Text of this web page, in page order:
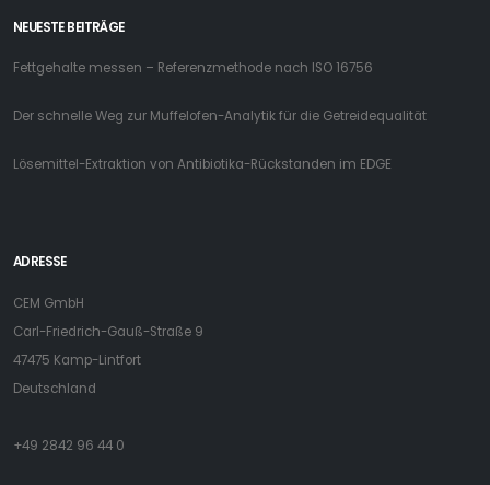
NEUESTE BEITRÄGE
Fettgehalte messen – Referenzmethode nach ISO 16756
Der schnelle Weg zur Muffelofen-Analytik für die Getreidequalität
Lösemittel-Extraktion von Antibiotika-Rückstanden im EDGE
ADRESSE
CEM GmbH
Carl-Friedrich-Gauß-Straße 9
47475 Kamp-Lintfort
Deutschland
+49 2842 96 44 0